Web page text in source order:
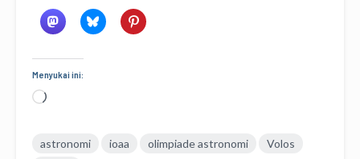
Menyukai ini:
Memuat...
astronomi ioaa olimpiade astronomi
Volos